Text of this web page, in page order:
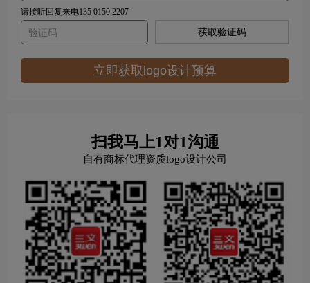
请接听回复来电135 0150 2207
获取验证码
立即获取logo设计预算
扫我马上1对1沟通
自有商标代理资质logo设计公司